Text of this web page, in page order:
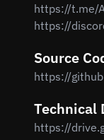
https://t.me/
Source
https://
Technical